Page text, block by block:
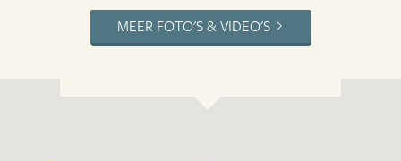
MEER FOTO'S & VIDEO'S